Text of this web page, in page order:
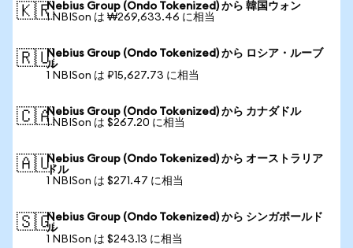
🇰🇷Nebius Group (Ondo Tokenized) から 韓国ウォン
1 NBISon は ₩269,633.46 に相当
🇷🇺Nebius Group (Ondo Tokenized) から ロシア・ルーブ
ル
1 NBISon は ₽15,627.73 に相当
🇨🇦Nebius Group (Ondo Tokenized) から カナダドル
1 NBISon は $267.20 に相当
🇦🇺Nebius Group (Ondo Tokenized) から オーストラリア
ドル
1 NBISon は $271.47 に相当
🇸🇬Nebius Group (Ondo Tokenized) から シンガポールド
ル
1 NBISon は $243.13 に相当